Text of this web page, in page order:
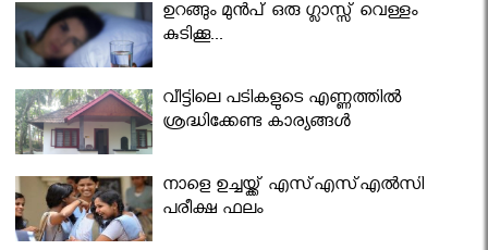
ഉറങ്ങും മുന്‍പ് ഒരു ഗ്ലാസ്സ് വെള്ളം
കുടിക്കൂ...
വീട്ടിലെ പടികളുടെ എണ്ണത്തിൽ
ശ്രദ്ധിക്കേണ്ട കാര്യങ്ങൾ
നാളെ ഉച്ചയ്ക്ക് എസ്എസ്എല്‍സി
പരീക്ഷ ഫലം